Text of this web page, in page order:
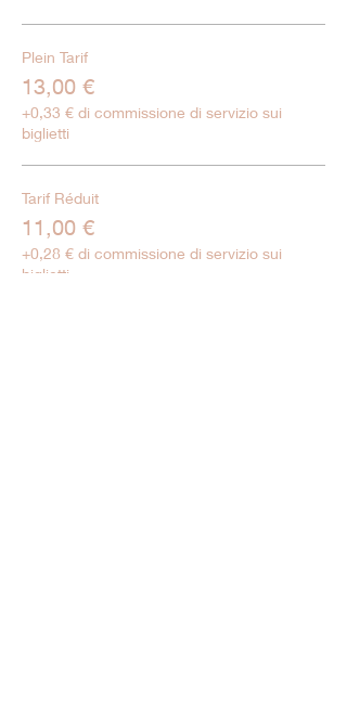
Plein Tarif
13,00 €
+0,33 € di commissione di servizio sui
biglietti
Tarif Réduit
11,00 €
+0,28 € di commissione di servizio sui
biglietti